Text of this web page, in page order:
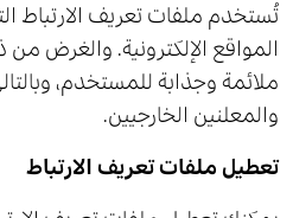
تُستخدم ملفات تعريف الارتباط
المواقع الإلكترونية. والغرض
ملائمة وجذابة للمستخدم،
والمعلنين الخارجيين.
تعطيل ملفات تعريف الارتباط